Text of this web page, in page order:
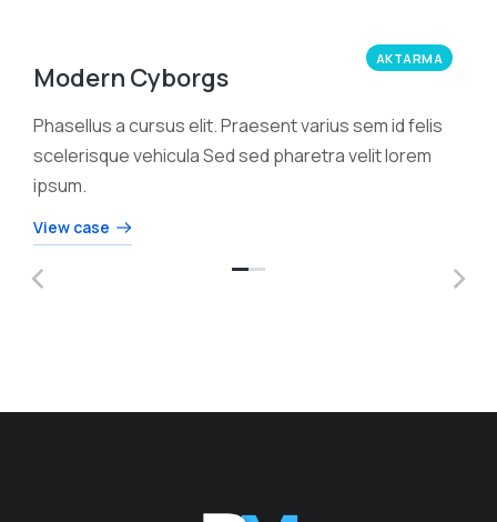
AKTARMA
Modern Cyborgs
Phasellus a cursus elit. Praesent varius sem id felis
scelerisque vehicula Sed sed pharetra velit lorem
ipsum.
View case